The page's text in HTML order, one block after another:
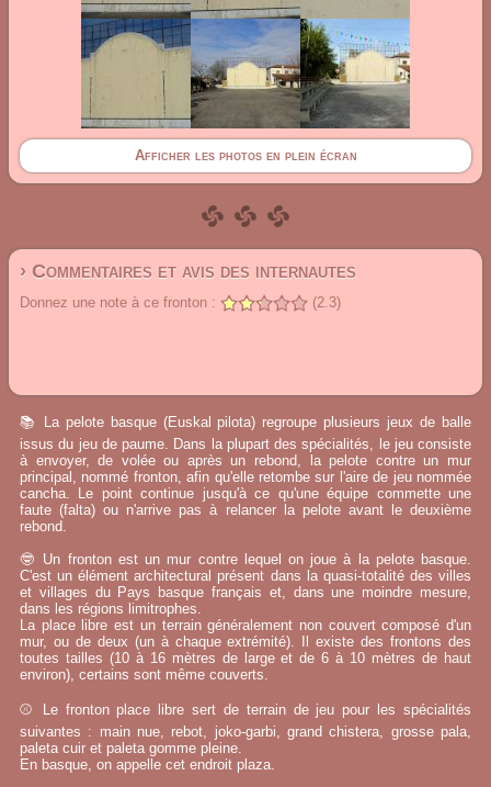
Afficher les photos en plein écran
› Commentaires et avis des internautes
Donnez une note à ce fronton : (2.3)
📚 La pelote basque (Euskal pilota) regroupe plusieurs jeux de balle
issus du jeu de paume. Dans la plupart des spécialités, le jeu consiste
à envoyer, de volée ou après un rebond, la pelote contre un mur
principal, nommé fronton, afin qu'elle retombe sur l'aire de jeu nommée
cancha. Le point continue jusqu'à ce qu'une équipe commette une
faute (falta) ou n'arrive pas à relancer la pelote avant le deuxième
rebond.
🤓 Un fronton est un mur contre lequel on joue à la pelote basque.
C'est un élément architectural présent dans la quasi-totalité des villes
et villages du Pays basque français et, dans une moindre mesure,
dans les régions limitrophes.
La place libre est un terrain généralement non couvert composé d'un
mur, ou de deux (un à chaque extrémité). Il existe des frontons des
toutes tailles (10 à 16 mètres de large et de 6 à 10 mètres de haut
environ), certains sont même couverts.
⚾ Le fronton place libre sert de terrain de jeu pour les spécialités
suivantes : main nue, rebot, joko-garbi, grand chistera, grosse pala,
paleta cuir et paleta gomme pleine.
En basque, on appelle cet endroit plaza.